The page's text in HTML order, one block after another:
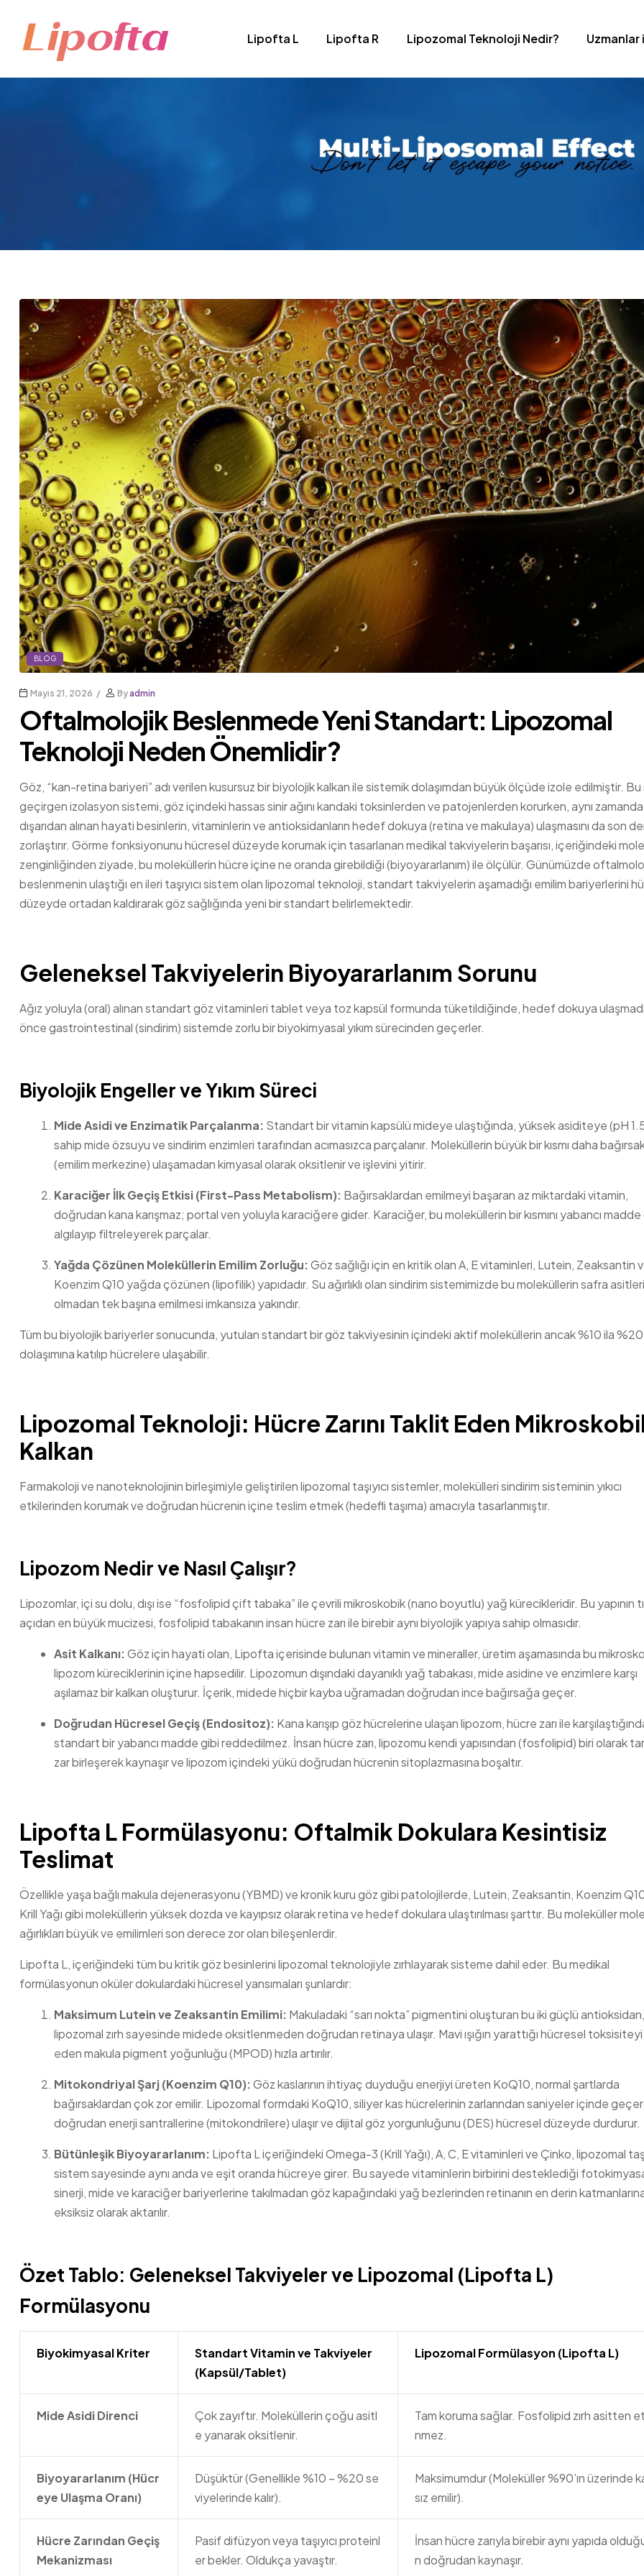
Lipofta
Lipofta L Lipofta R Lipozomal Teknoloji Nedir? Uzmanlar
BLOG
Mayıs 21, 2026 Byadmin
Oftalmolojik Beslenmede Yeni Standart: Lipozomal
Teknoloji Neden Önemlidir?
Göz, “kan-retina bariyeri” adı verilen kusursuz bir biyolojik kalkan ile sistemik dolaşımdan büyük ölçüde izole edilmiştir.
geçirgen izolasyon sistemi, göz içindeki hassas sinir ağını kandaki toksinlerden ve patojenlerden korurken, aynı zamanda
dışarıdan alınan hayati besinlerin, vitaminlerin ve antioksidanların hedef dokuya (retina ve makulaya) ulaşmasını da son
zorlaştırır. Görme fonksiyonunu hücresel düzeyde korumak için tasarlanan medikal takviyelerin başarısı, içeriğindeki
zenginliğinden ziyade, bu moleküllerin hücre içine ne oranda girebildiği (biyoyararlanım) ile ölçülür. Günümüzde
beslenmenin ulaştığı en ileri taşıyıcı sistem olan lipozomal teknoloji, standart takviyelerin aşamadığı emilim bariyerlerini
düzeyde ortadan kaldırarak göz sağlığında yeni bir standart belirlemektedir.
Geleneksel Takviyelerin Biyoyararlanım Sorunu
Ağız yoluyla (oral) alınan standart göz vitaminleri tablet veya toz kapsül formunda tüketildiğinde, hedef dokuya
önce gastrointestinal (sindirim) sistemde zorlu bir biyokimyasal yıkım sürecinden geçerler.
Biyolojik Engeller ve Yıkım Süreci
Mide Asidi ve Enzimatik Parçalanma: Standart bir vitamin kapsülü mideye ulaştığında, yüksek asiditeye (pH
sahip mide özsuyu ve sindirim enzimleri tarafından acımasızca parçalanır. Moleküllerin büyük bir kısmı daha
(emilim merkezine) ulaşamadan kimyasal olarak oksitlenir ve işlevini yitirir.
Karaciğer İlk Geçiş Etkisi (First-Pass Metabolism): Bağırsaklardan emilmeyi başaran az miktardaki vitamin,
doğrudan kana karışmaz; portal ven yoluyla karaciğere gider. Karaciğer, bu moleküllerin bir kısmını yabancı
algılayıp filtreleyerek parçalar.
Yağda Çözünen Moleküllerin Emilim Zorluğu:Göz sağlığı için en kritik olan A, E vitaminleri, Lutein, Zeaksantin
Koenzim Q10 yağda çözünen (lipofilik) yapıdadır. Su ağırlıklı olan sindirim sistemimizde bu moleküllerin safra asitleri
olmadan tek başına emilmesi imkansıza yakındır.
Tüm bu biyolojik bariyerler sonucunda, yutulan standart bir göz takviyesinin içindeki aktif moleküllerin ancak %10 ila
dolaşımına katılıp hücrelere ulaşabilir.
Lipozomal Teknoloji: Hücre Zarını Taklit Eden
Kalkan
Farmakoloji ve nanoteknolojinin birleşimiyle geliştirilen lipozomal taşıyıcı sistemler, molekülleri sindirim sisteminin yıkıcı
etkilerinden korumak ve doğrudan hücrenin içine teslim etmek (hedefli taşıma) amacıyla tasarlanmıştır.
Lipozom Nedir ve Nasıl Çalışır?
Lipozomlar, içi su dolu, dışı ise “fosfolipid çift tabaka” ile çevrili mikroskobik (nano boyutlu) yağ kürecikleridir. Bu yapının
açıdan en büyük mucizesi, fosfolipid tabakanın insan hücre zarı ile birebir aynı biyolojik yapıya sahip olmasıdır.
Asit Kalkanı:Göz için hayati olan, Lipofta içerisinde bulunan vitamin ve mineraller, üretim aşamasında bu
lipozom küreciklerinin içine hapsedilir. Lipozomun dışındaki dayanıklı yağ tabakası, mide asidine ve enzimlere karşı
aşılamaz bir kalkan oluşturur. İçerik, midede hiçbir kayba uğramadan doğrudan ince bağırsağa geçer.
Doğrudan Hücresel Geçiş (Endositoz): Kana karışıp göz hücrelerine ulaşan lipozom, hücre zarı ile
standart bir yabancı madde gibi reddedilmez. İnsan hücre zarı, lipozomu kendi yapısından (fosfolipid) biri olarak
zar birleşerek kaynaşır ve lipozom içindeki yükü doğrudan hücrenin sitoplazmasına boşaltır.
Lipofta L Formülasyonu: Oftalmik Dokulara Kesintisiz
Teslimat
Özellikle yaşa bağlı makula dejenerasyonu (YBMD) ve kronik kuru göz gibi patolojilerde, Lutein, Zeaksantin, Koenzim
Krill Yağı gibi moleküllerin yüksek dozda ve kayıpsız olarak retina ve hedef dokulara ulaştırılması şarttır. Bu moleküller
ağırlıkları büyük ve emilimleri son derece zor olan bileşenlerdir.
Lipofta L, içeriğindeki tüm bu kritik göz besinlerini lipozomal teknolojiyle zırhlayarak sisteme dahil eder. Bu medikal
formülasyonun oküler dokulardaki hücresel yansımaları şunlardır:
Maksimum Lutein ve Zeaksantin Emilimi: Makuladaki “sarı nokta” pigmentini oluşturan bu iki güçlü antioksidan,
lipozomal zırh sayesinde midede oksitlenmeden doğrudan retinaya ulaşır. Mavi ışığın yarattığı hücresel
eden makula pigment yoğunluğu (MPOD) hızla artırılır.
Mitokondriyal Şarj (Koenzim Q10):Göz kaslarının ihtiyaç duyduğu enerjiyi üreten KoQ10, normal şartlarda
bağırsaklardan çok zor emilir. Lipozomal formdaki KoQ10, siliyer kas hücrelerinin zarlarından saniyeler içinde
doğrudan enerji santrallerine (mitokondrilere) ulaşır ve dijital göz yorgunluğunu (DES) hücresel düzeyde durdurur.
Bütünleşik Biyoyararlanım: Lipofta L içeriğindeki Omega-3 (Krill Yağı), A, C, E vitaminleri ve Çinko, lipozomal
sistem sayesinde aynı anda ve eşit oranda hücreye girer. Bu sayede vitaminlerin birbirini desteklediği
sinerji, mide ve karaciğer bariyerlerine takılmadan göz kapağındaki yağ bezlerinden retinanın en derin
eksiksiz olarak aktarılır.
Özet Tablo: Geleneksel Takviyeler ve Lipozomal (Lipofta L)
Formülasyonu
Biyokimyasal Kriter
Standart Vitamin ve Takviyeler
(Kapsül/Tablet)
Lipozomal Formülasyon (Lipofta L)
Mide Asidi Direnci
Çok zayıftır. Moleküllerin çoğu asitl
e yanarak oksitlenir.
Tam koruma sağlar. Fosfolipid zırh asitten
nmez.
Biyoyararlanım (Hücr
eye Ulaşma Oranı)
Düşüktür (Genellikle %10 – %20 se
viyelerinde kalır).
Maksimumdur (Moleküller %90’ın üzerinde
sız emilir).
Hücre Zarından Geçiş
Mekanizması
Pasif difüzyon veya taşıyıcı proteinl
er bekler. Oldukça yavaştır.
İnsan hücre zarıyla birebir aynı yapıda
n doğrudan kaynaşır.